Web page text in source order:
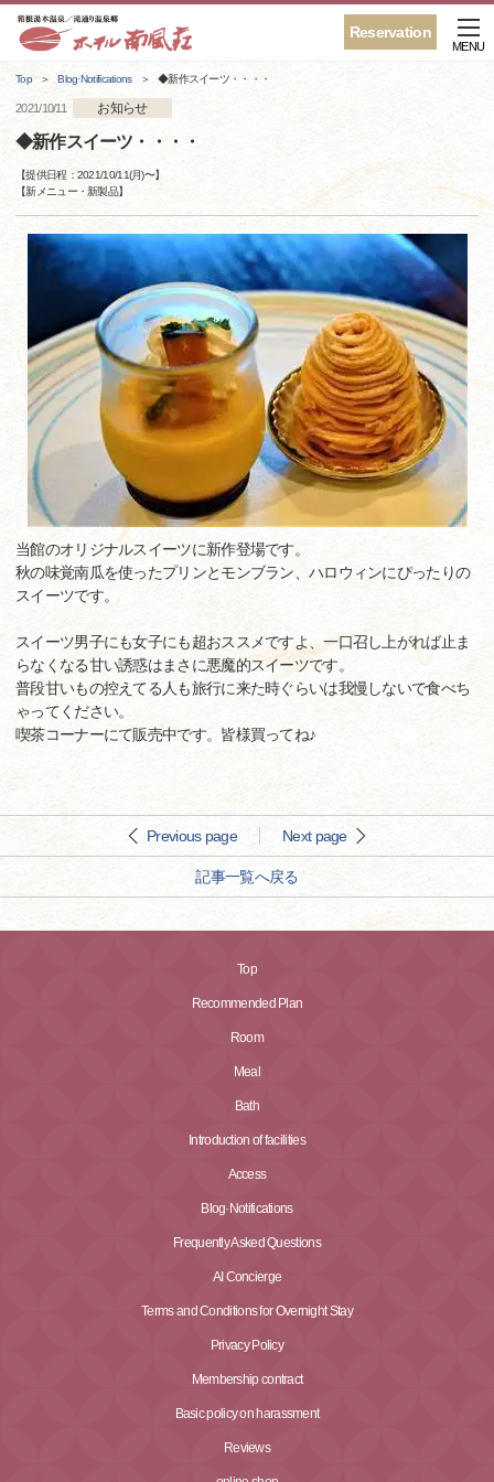
Reservation
MENU
Top Blog·Notifications ◆新作スイーツ・・・・
2021/10/11 お知らせ
◆新作スイーツ・・・・
【提供日程：2021/10/11(月)〜】
【新メニュー・新製品】
当館のオリジナルスイーツに新作登場です。
秋の味覚南瓜を使ったプリンとモンブラン、ハロウィンにぴったりの
スイーツです。
スイーツ男子にも女子にも超おススメですよ、一口召し上がれば止ま
らなくなる甘い誘惑はまさに悪魔的スイーツです。
普段甘いもの控えてる人も旅行に来た時ぐらいは我慢しないで食べち
ゃってください。
喫茶コーナーにて販売中です。皆様買ってね♪
Previous page Next page
記事一覧へ戻る
Top
Recommended Plan
Room
Meal
Bath
Introduction of facilities
Access
Blog·Notifications
Frequently Asked Questions
AI Concierge
Terms and Conditions for Overnight Stay
Privacy Policy
Membership contract
Basic policy on harassment
Reviews